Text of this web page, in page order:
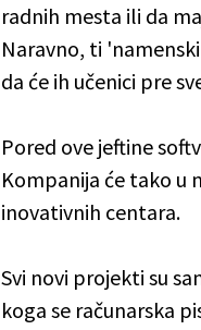
radnih mesta ili da
Naravno, ti
da će ih učenici pre
Pored ove jeftine
Kompanija će tako u
inovativnih centara.
Svi novi projekti su
koga se računarska